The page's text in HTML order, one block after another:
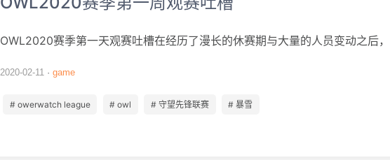
OWL2020赛季第一天观赛吐槽在经历了漫长的休赛期与大量的人员变动之后
2020-02-11 game
# owerwatch league # owl # 守望先锋联赛 # 暴雪